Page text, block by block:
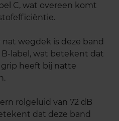
C, wat overeen komt
wegdek is deze band
label, wat betekent dat
heeft bij natte
rolgeluid van 72 dB
dat deze band